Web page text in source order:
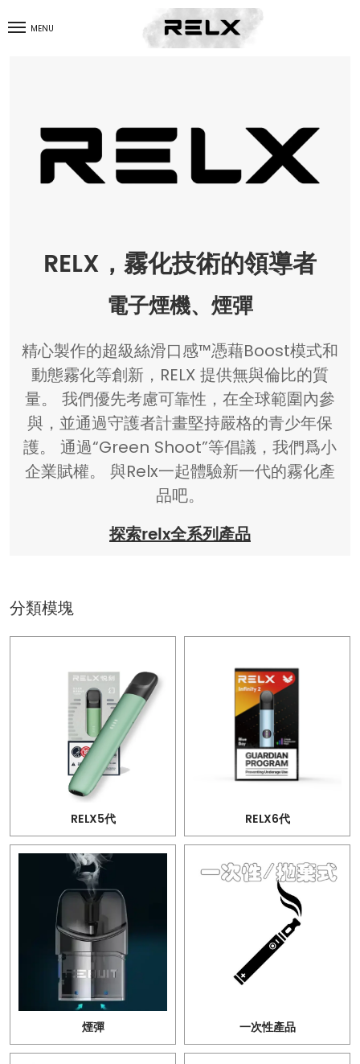
MENU
RELX，霧化技術的領導者
電子煙機、煙彈
精心製作的超級絲滑口感™憑藉Boost模式和
動態霧化等創新，RELX 提供無與倫比的質
量。 我們優先考慮可靠性，在全球範圍內參
與，並通過守護者計畫堅持嚴格的青少年保
護。 通過“Green Shoot”等倡議，我們爲小
企業賦權。 與Relx一起體驗新一代的霧化產
品吧。
探索relx全系列產品
分類模塊
RELX5代 RELX6代
煙彈 一次性產品